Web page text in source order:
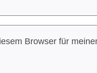
Browser für